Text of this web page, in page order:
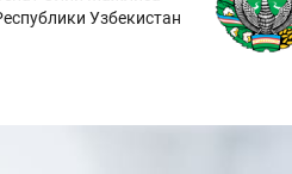
Узбекистан